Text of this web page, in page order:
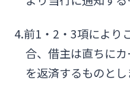
4.前1・2・3項により
合、借主は直ちに
を返済するものとし